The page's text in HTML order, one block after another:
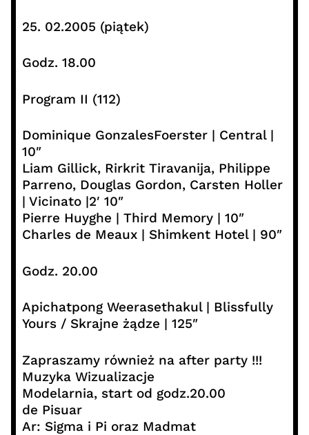
25. 02.2005 (piątek)
Godz. 18.00
Program II (112)
Dominique GonzalesFoerster | Central |
10″
Liam Gillick, Rirkrit Tiravanija, Philippe
Parreno, Douglas Gordon, Carsten Holler
| Vicinato |2′ 10″
Pierre Huyghe | Third Memory | 10″
Charles de Meaux | Shimkent Hotel | 90″
Godz. 20.00
Apichatpong Weerasethakul | Blissfully
Yours / Skrajne żądze | 125″
Zapraszamy również na after party !!!
Muzyka Wizualizacje
Modelarnia, start od godz.20.00
de Pisuar
Ar: Sigma i Pi oraz Madmat